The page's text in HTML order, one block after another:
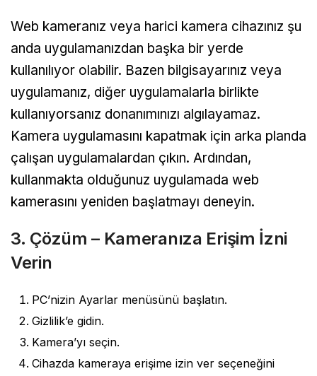
Web kameranız veya harici kamera cihazınız şu
anda uygulamanızdan başka bir yerde
kullanılıyor olabilir. Bazen bilgisayarınız veya
uygulamanız, diğer uygulamalarla birlikte
kullanıyorsanız donanımınızı algılayamaz.
Kamera uygulamasını kapatmak için arka planda
çalışan uygulamalardan çıkın. Ardından,
kullanmakta olduğunuz uygulamada web
kamerasını yeniden başlatmayı deneyin.
3. Çözüm – Kameranıza Erişim İzni
Verin
PC’nizin Ayarlar menüsünü başlatın.
Gizlilik’e gidin.
Kamera’yı seçin.
Cihazda kameraya erişime izin ver seçeneğini